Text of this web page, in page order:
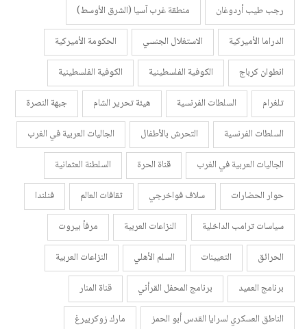
رجب طيب أردوغان
منطقة غرب آسيا (الشرق الأوسط)
الدراما الأميركية
الاستغلال الجنسي
الحكومة الأميركية
انطوان كرباج
الكوفية الفلسطينية
الكوفية الفلسطينية
تلغرام
السلطات الفرنسية هيئة تحرير الشام
جبهة النصرة
السلطات الفرنسية
التحرش بالأطفال
الجاليات العربية في الغرب
الجاليات العربية في الغرب
قناة الحرة
السلطنة العثمانية
حوار الحضارات
سلاف فواخرجي ثقافات العالم
فنلندا
سياسات ترامب الداخلية
النزاعات العربية
مرفأ بيروت
الحرائق
التعيينات السلم الأهلي
النزاعات العربية
برنامج العميد
برنامج المحفل القرأني
قناة المنار
الناطق العسكري لسرايا القدس أبو الحمز
مارك زوكربيرغ